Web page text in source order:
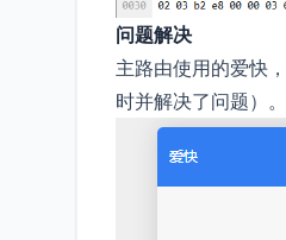
问题解决
主路由使用的爱快
时并解决了问题）。